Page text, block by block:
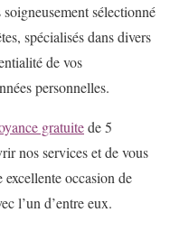
sélectionné
spécialisés dans divers
de vos
personnelles.
gratuitede 5
nos services et de vous
excellente occasion de
l’un d’entre eux.